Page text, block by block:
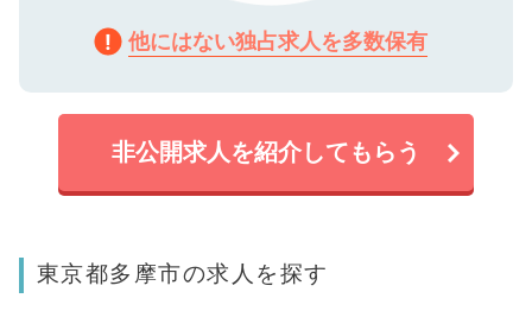
他にはない独占求人を多数保有
非公開求人を紹介してもらう
東京都多摩市の求人を探す